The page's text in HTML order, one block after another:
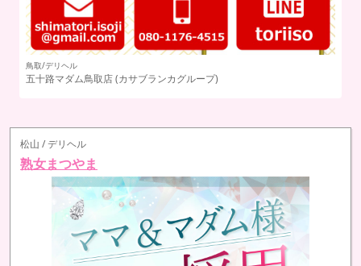
掲載店募集中
> 詳しくはこちら
松山 / デリヘル
熟女まつやま